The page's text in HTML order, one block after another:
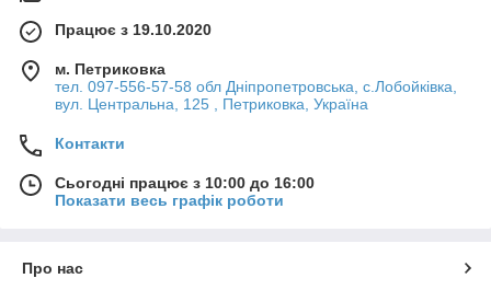
Працює з 19.10.2020
м. Петриковка
тел. 097-556-57-58 обл Дніпропетровська, с.Лобойківка,
вул. Центральна, 125 , Петриковка, Україна
Контакти
Сьогодні працює з 10:00 до 16:00
Показати весь графік роботи
Про нас